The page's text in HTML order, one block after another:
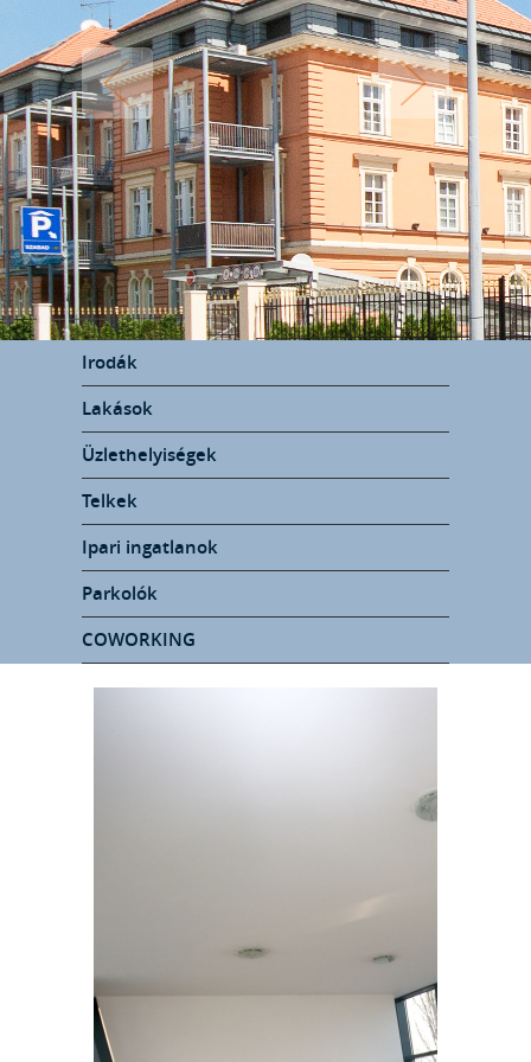
Irodák
Lakások
Üzlethelyiségek
Telkek
Ipari ingatlanok
Parkolók
COWORKING